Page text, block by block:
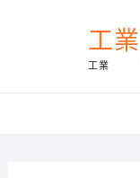
工業
工業